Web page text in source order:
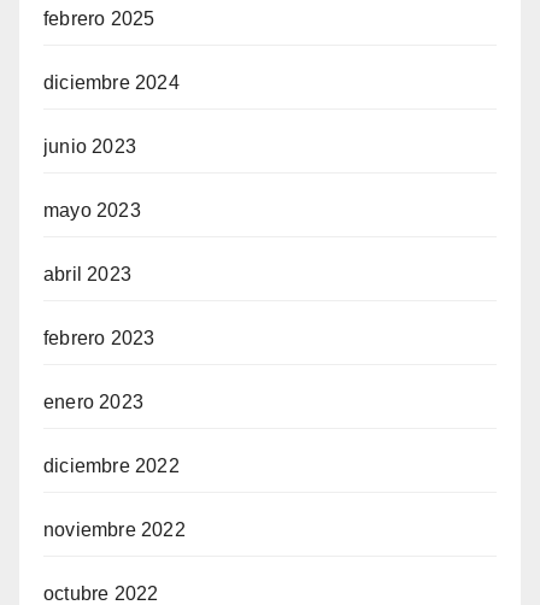
febrero 2025
diciembre 2024
junio 2023
mayo 2023
abril 2023
febrero 2023
enero 2023
diciembre 2022
noviembre 2022
octubre 2022